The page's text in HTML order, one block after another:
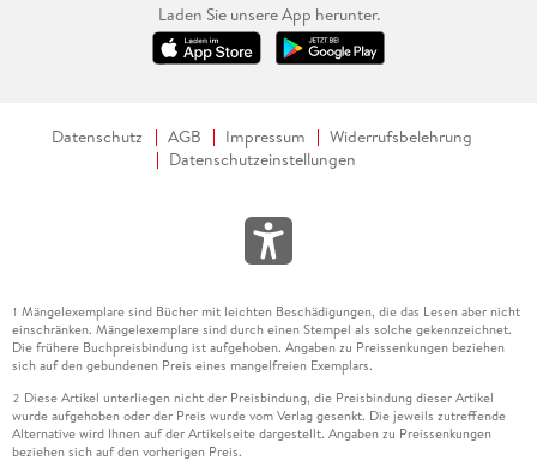
Laden Sie unsere App herunter.
Datenschutz AGB Impressum
Widerrufsbelehrung
Datenschutzeinstellungen
1 Mängelexemplare sind Bücher mit leichten Beschädigungen, die das Lesen aber nicht
einschränken. Mängelexemplare sind durch einen Stempel als solche gekennzeichnet.
Die frühere Buchpreisbindung ist aufgehoben. Angaben zu Preissenkungen beziehen
sich auf den gebundenen Preis eines mangelfreien Exemplars.
2 Diese Artikel unterliegen nicht der Preisbindung, die Preisbindung dieser Artikel
wurde aufgehoben oder der Preis wurde vom Verlag gesenkt. Die jeweils zutreffende
Alternative wird Ihnen auf der Artikelseite dargestellt. Angaben zu Preissenkungen
beziehen sich auf den vorherigen Preis.